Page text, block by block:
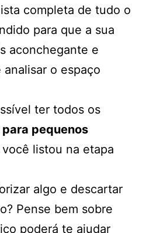
completa de tudo o
para que a sua
aconchegante e
o espaço
ter todos os
pequenos
listou na etapa
algo e descartar
Pense bem sobre
poderá te ajudar